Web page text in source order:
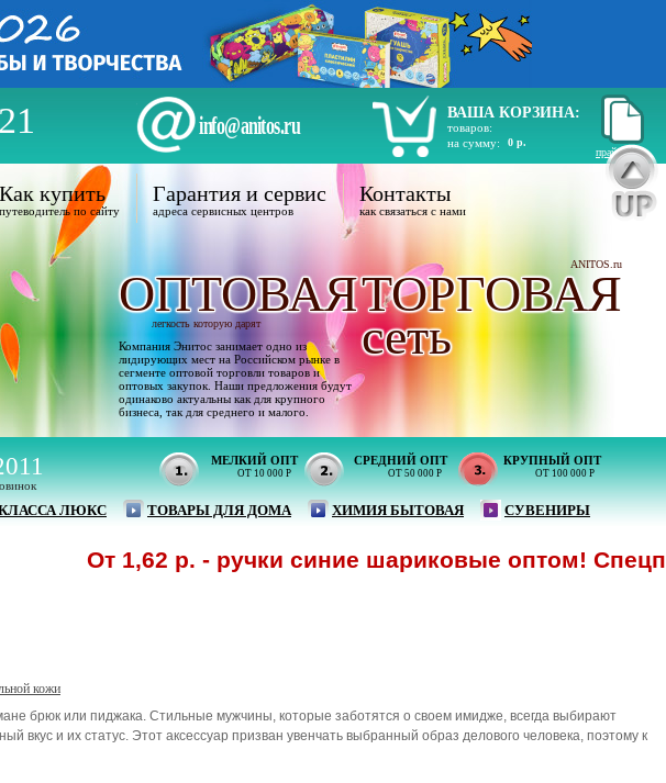
info@anitos.ru
ВАША КОРЗИНА:
товаров:
на сумму:
0 р.
прайс лист
МЕЛКИЙ ОПТ
ОТ 10 000 Р
СРЕДНИЙ ОПТ
ОТ 50 000 Р
КРУПНЫЙ ОПТ
ОТ 100 000 Р
ЛЮКС ТОВАРЫ ДЛЯ ДОМА ХИМИЯ БЫТОВАЯ СУВЕНИРЫ
Как купить
путеводитель по сайту
Гарантия и сервис
адреса сервисных центров
Контакты
как связаться с нами
ANITOS.ru
ОПТОВАЯТОРГОВАЯ
легкость которую дарят
Компания Энитос занимает одно из
лидирующих мест на Российском рынке в
сегменте оптовой торговли товаров и
оптовых закупок. Наши предложения будут
одинаково актуальны как для крупного
бизнеса, так для среднего и малого.
сеть
От 1,62 р. - ручки синие шариковые оптом!
кожи
брюк или пиджака. Стильные мужчины, которые заботятся о своем имидже, всегда выбирают
вкус и их статус. Этот аксессуар призван увенчать выбранный образ делового человека, поэтому к